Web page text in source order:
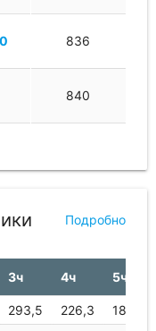
836
840
910
910
Подробно
3ч 4ч 5ч
293,5 226,3
189,7